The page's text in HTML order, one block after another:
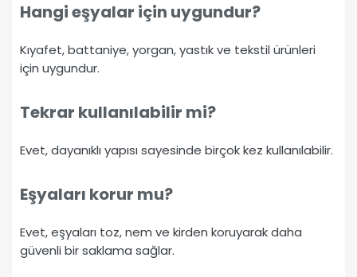
Hangi eşyalar için uygundur?
Kıyafet, battaniye, yorgan, yastık ve tekstil ürünleri
için uygundur.
Tekrar kullanılabilir mi?
Evet, dayanıklı yapısı sayesinde birçok kez kullanılabilir.
Eşyaları korur mu?
Evet, eşyaları toz, nem ve kirden koruyarak daha
güvenli bir saklama sağlar.